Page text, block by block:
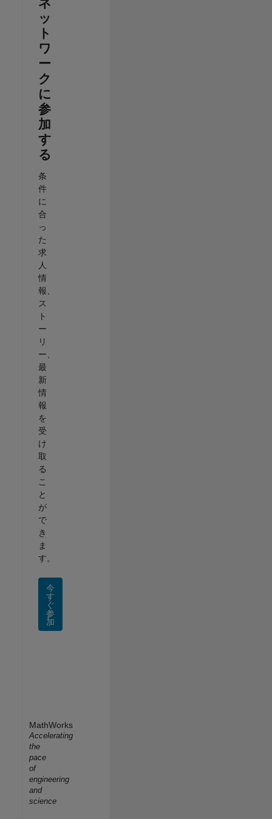
ッ
ト
ワ
ー
ク
に
参
加
す
る
条
件
に
合
っ
た
求
人
情
報、
ス
ト
ー
リ
ー、
最
新
情
報
を
受
け
取
る
こ
と
が
で
き
ま
す。
今
す
ぐ
参
加
MathWorks
Accelerating
the
pace
of
engineering
and
science